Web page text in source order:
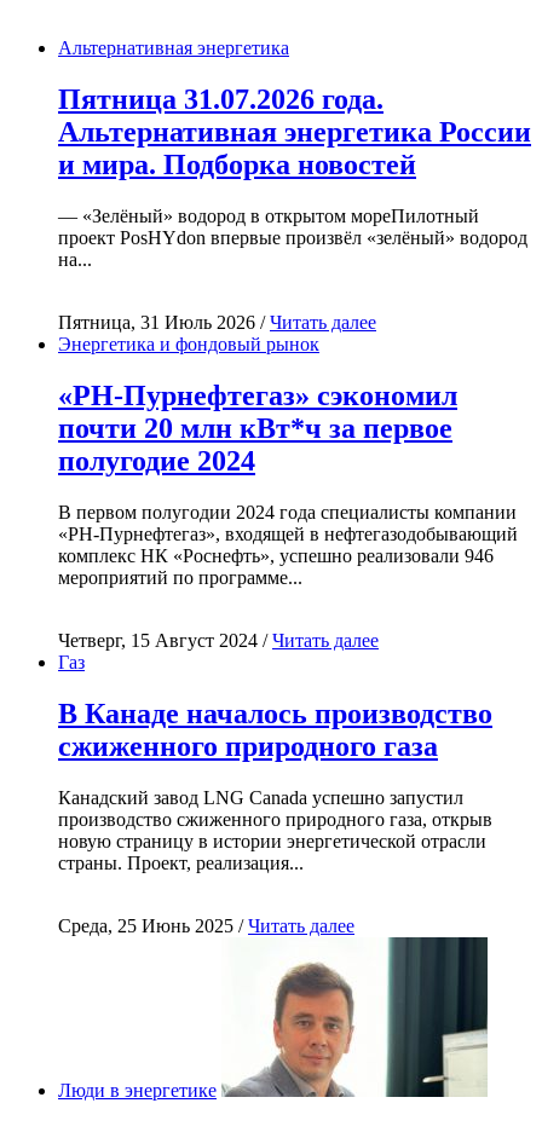
Альтернативная энергетика
Пятница 31.07.2026 года.
Альтернативная энергетика России
и мира. Подборка новостей
— «Зелёный» водород в открытом мореПилотный
проект PosHYdon впервые произвёл «зелёный» водород
на...
Пятница, 31 Июль 2026 /Читать далее
Энергетика и фондовый рынок
«РН-Пурнефтегаз» сэкономил
почти 20 млн кВт*ч за первое
полугодие 2024
В первом полугодии 2024 года специалисты компании
«РН-Пурнефтегаз», входящей в нефтегазодобывающий
комплекс НК «Роснефть», успешно реализовали 946
мероприятий по программе...
Четверг, 15 Август 2024 /Читать далее
Газ
В Канаде началось производство
сжиженного природного газа
Канадский завод LNG Canada успешно запустил
производство сжиженного природного газа, открыв
новую страницу в истории энергетической отрасли
страны. Проект, реализация...
Среда, 25 Июнь 2025 /Читать далее
Люди в энергетике